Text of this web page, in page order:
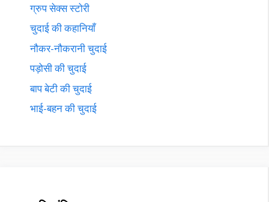
ग्रुप सेक्स स्टोरी
चुदाई की कहानियाँ
नौकर-नौकरानी चुदाई
पड़ोसी की चुदाई
बाप बेटी की चुदाई
भाई-बहन की चुदाई